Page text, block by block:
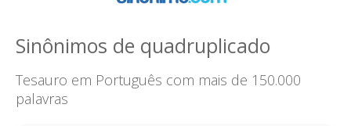
Sinônimos de quadruplicado
Tesauro em Português com mais de 150.000
palavras